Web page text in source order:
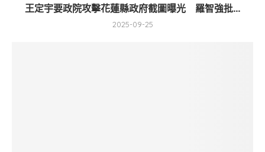
王定宇要政院攻擊花蓮縣政府截圖曝光 羅智強批...
2025-09-25